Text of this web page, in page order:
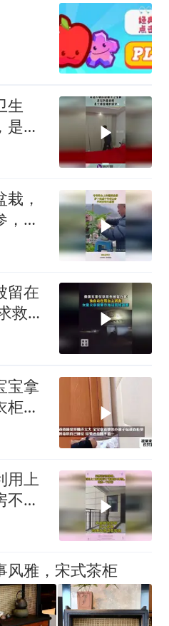
生
是个
，
，平
留在
救
宝拿
柜
用上
不要
风雅，宋式茶柜